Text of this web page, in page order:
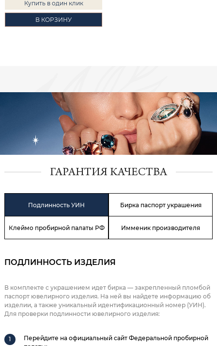
Купить в один клик
В КОРЗИНУ
ГАРАНТИЯ КАЧЕСТВА
Подлинность УИН Бирка паспорт украшения
Клеймо пробирной палаты РФ Имменик производителя
ПОДЛИННОСТЬ ИЗДЕЛИЯ
В комплекте с украшением идет бирка — закрепленный пломбой
паспорт ювелирного изделия. На ней вы найдете информацию об
изделии, а также уникальный идентификационный номер (УИН).
Для проверки подлинности ювелирного изделия:
Перейдите на официальный сайт Федеральной пробирной